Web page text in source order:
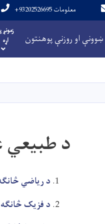
او روزنې پوهنتون
+93202526695 معلومات
زمونږ
اړه
د طبیعي
د ریاضي
د فزیک څانګه